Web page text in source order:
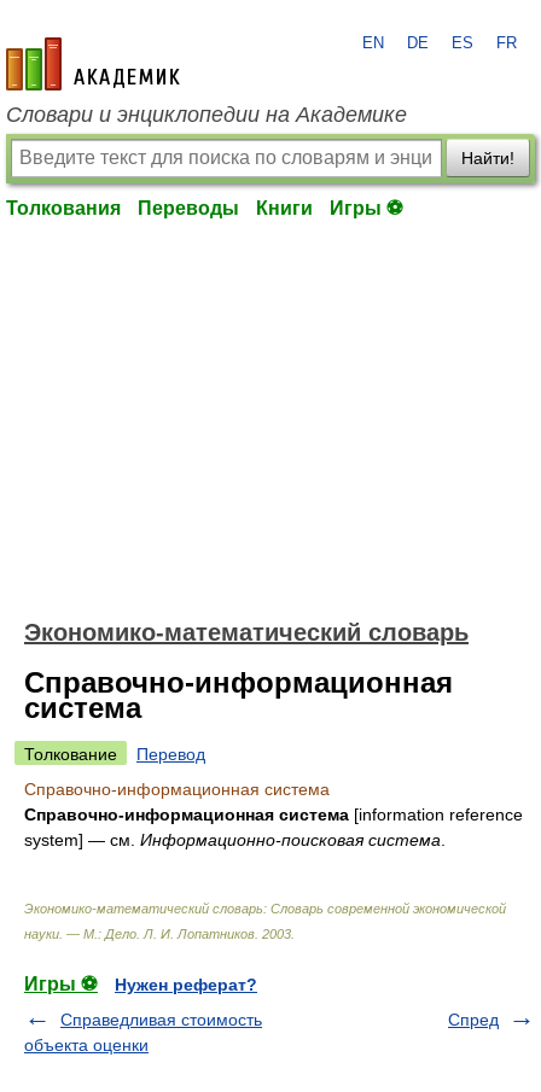
academic.ru
EN DE ES FR
Словари и энциклопедии на Академике
Найти!
Толкования Переводы Книги Игры ⚽
Экономико-математический словарь
Справочно-информационная
система
Толкование
Перевод
Справочно-информационная система
Справочно-информационная система [information reference
system] — см. Информационно-поисковая система
Экономико-математический словарь: Словарь современной экономической
науки. — М.: Дело Л. И. Лопатников 2003
Игры ⚽
Нужен реферат?
Справедливая стоимость
объекта оценки
Спред